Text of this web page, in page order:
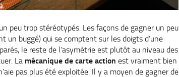
peu trop stéréotypés. Les façons de gagner un peu
buggé) qui se comptent sur les doigts d’une
le reste de l’asymétrie est plutôt au niveau des
La mécanique de carte action est vraiment bien
pas plus été exploitée. Il y a moyen de gagner de